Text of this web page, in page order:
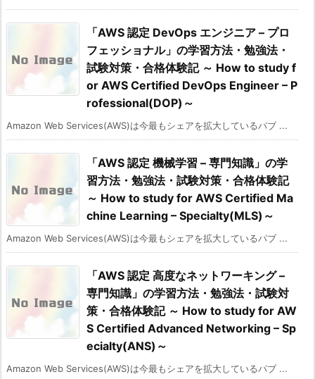
「AWS 認定 DevOps エンジニア – プロ
フェッショナル」の学習方法・勉強法・
試験対策・合格体験記 ～ How to study f
or AWS Certified DevOps Engineer – P
rofessional(DOP)～
Amazon Web Services(AWS)は今最もシェアを拡大しているパブ ...
「AWS 認定 機械学習 – 専門知識」の学
習方法・勉強法・試験対策・合格体験記
～ How to study for AWS Certified Ma
chine Learning – Specialty(MLS)～
Amazon Web Services(AWS)は今最もシェアを拡大しているパブ ...
「AWS 認定 高度なネットワーキング –
専門知識」の学習方法・勉強法・試験対
策・合格体験記 ～ How to study for AW
S Certified Advanced Networking – Sp
ecialty(ANS)～
Amazon Web Services(AWS)は今最もシェアを拡大しているパブ ...